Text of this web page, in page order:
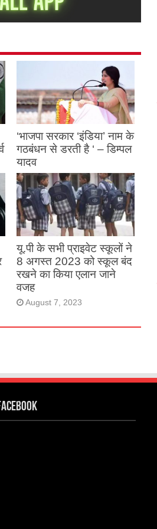
‘भाजपा सरकार ‘इंडिया’ नाम के
गठबंधन से डरती है ‘ – डिम्पल
यादव
August 26, 2023
यू.पी के सभी प्राइवेट स्कूलों ने
8 अगस्त 2023 को स्कूल बंद
रखने का किया एलान जाने
वजह
August 7, 2023